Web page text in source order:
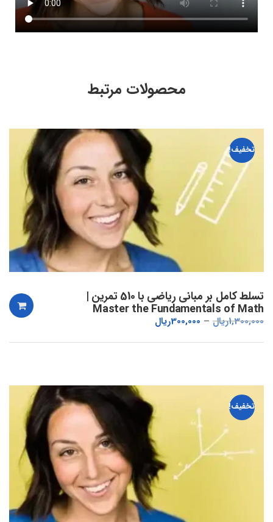
محصولات مرتبط
تخفیف!
تسلط کامل بر مبانی ریاضی با 510 تمرین |
Master the Fundamentals of Math
1,300,000ریال 300,000ریال
تخفیف!